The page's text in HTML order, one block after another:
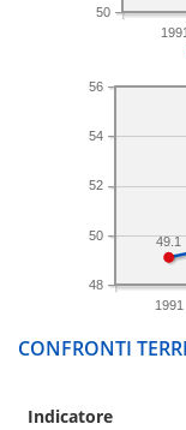
1991
50
1991
48
50
52
54
56
49.1
CONFRONTI
Indicatore